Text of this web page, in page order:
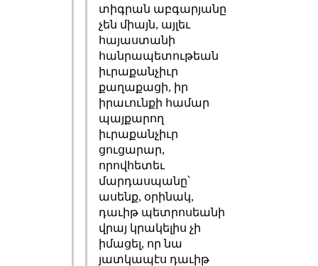
տիգրան աբգարյանը
չեն միայն, այլեւ
հայաստանի
հանրապետութեան
իւրաքանչիւր
քաղաքացի, իր
իրաւունքի համար
պայքարող
իւրաքանչիւր
ցուցարար,
որովհետեւ
մարդասպանը՝
ասենք, օրինակ,
դաւիթ պետրոսեանի
վրայ կրակելիս չի
իմացել, որ նա
յատկապէս դաւիթ